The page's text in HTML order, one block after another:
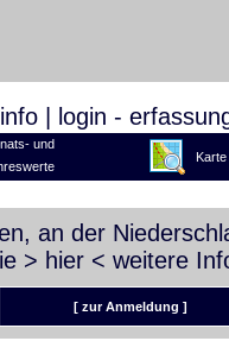
info login -
und
Karte
an der
> hier < weitere
[ zur Anmeldung ]